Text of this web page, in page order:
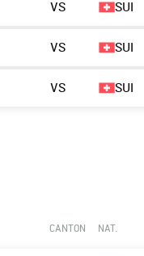
VS SUI
VS SUI
VS SUI
CANTON NAT.